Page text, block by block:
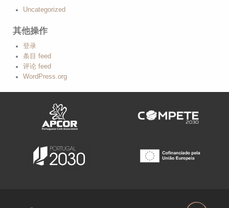
Uncategorized
其他操作
登录
条目 feed
评论 feed
WordPress.org